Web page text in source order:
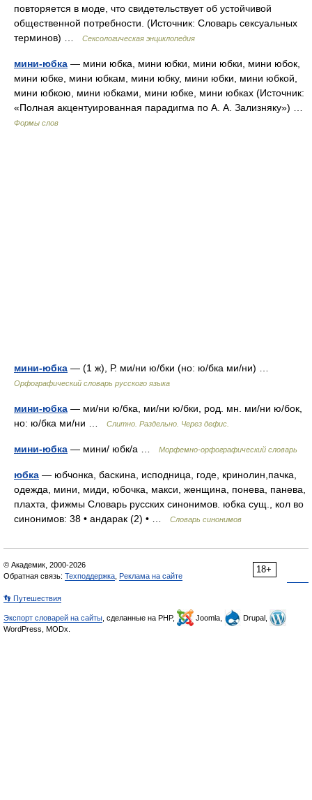
повторяется в моде, что свидетельствует об устойчивой
общественной потребности. (Источник: Словарь сексуальных
терминов) …
Сексологическая энциклопедия
мини-юбка — мини юбка, мини юбки, мини юбки, мини юбок,
мини юбке, мини юбкам, мини юбку, мини юбки, мини юбкой,
мини юбкою, мини юбками, мини юбке, мини юбках (Источник:
«Полная акцентуированная парадигма по А. А. Зализняку») …
Формы слов
мини-юбка — (1 ж), Р. ми/ни ю/бки (но: ю/бка ми/ни) …
Орфографический словарь русского языка
мини-юбка — ми/ни ю/бка, ми/ни ю/бки, род. мн. ми/ни ю/бок,
но: ю/бка ми/ни …
Слитно. Раздельно. Через дефис.
мини-юбка — мини/ юбк/а … Морфемно-орфографический словарь
юбка — юбчонка, баскина, исподница, годе, кринолин,пачка,
одежда, мини, миди, юбочка, макси, женщина, понева, панева,
плахта, фижмы Словарь русских синонимов. юбка сущ., кол во
синонимов: 38 • андарак (2) • …
Словарь синонимов
18+
© Академик, 2000-2026
Обратная связь: Техподдержка Реклама на сайте
👣 Путешествия
Экспорт словарей на сайты , сделанные на PHP, Joomla,
Drupal,
WordPress, MODx.